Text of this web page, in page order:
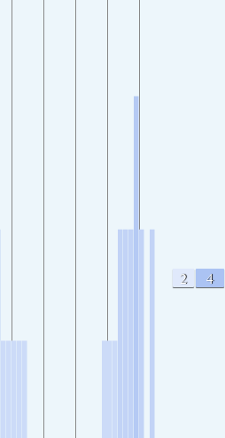
2 4